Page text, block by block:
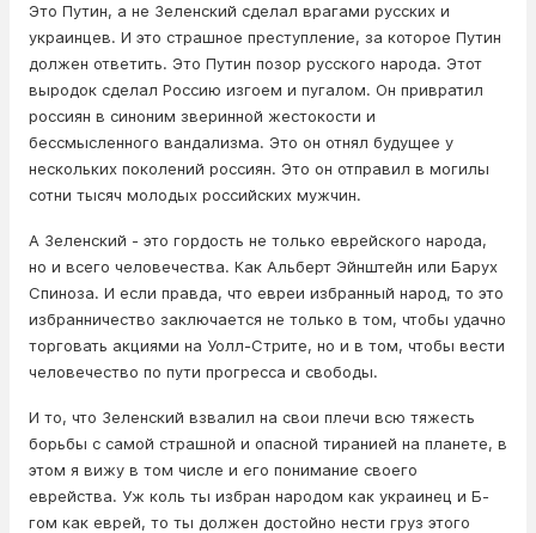
Это Путин, а не Зеленский сделал врагами русских и
украинцев. И это страшное преступление, за которое Путин
должен ответить. Это Путин позор русского народа. Этот
выродок сделал Россию изгоем и пугалом. Он привратил
россиян в синоним зверинной жестокости и
бессмысленного вандализма. Это он отнял будущее у
нескольких поколений россиян. Это он отправил в могилы
сотни тысяч молодых российских мужчин.
А Зеленский - это гордость не только еврейского народа,
но и всего человечества. Как Альберт Эйнштейн или Барух
Спиноза. И если правда, что евреи избранный народ, то это
избранничество заключается не только в том, чтобы удачно
торговать акциями на Уолл-Стрите, но и в том, чтобы вести
человечество по пути прогресса и свободы.
И то, что Зеленский взвалил на свои плечи всю тяжесть
борьбы с самой страшной и опасной тиранией на планете, в
этом я вижу в том числе и его понимание своего
еврейства. Уж коль ты избран народом как украинец и Б-
гом как еврей, то ты должен достойно нести груз этого